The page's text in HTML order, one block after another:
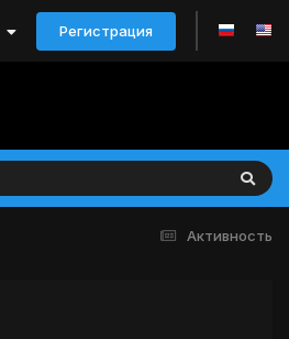
Регистрация
Активность